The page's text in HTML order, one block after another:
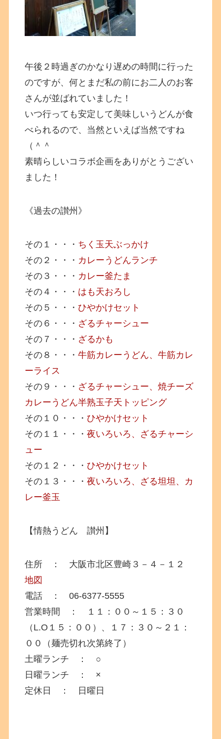
午後２時過ぎのかなり遅めの時間に行った
のですが、何とまだ私の前にお二人のお客
さんが並ばれていました！
いつ行っても安定して美味しいうどんが食
べられるので、当然といえば当然ですね
（＾＾
素晴らしいコラボ企画をありがとうござい
ました！
《過去の讃州》
その１・・・ ちく玉天ぶっかけ
その２・・・ カレーうどんランチ
その３・・・ カレー釜たま
その４・・・ はも天おろし
その５・・・ひやかけセット
その６・・・ ざるチャーシュー
その７・・・ ざるかも
その８・・・牛筋カレーうどん、牛筋カレ
ーライス
その９・・・ ざるチャーシュー、焼チーズ
カレーうどん半熟玉子天トッピング
その１０・・・ひやかけセット
その１１・・・夜いろいろ、ざるチャーシ
ュー
その１２・・・ひやかけセット
その１３・・・夜いろいろ、ざる坦坦、カ
レー釜玉
【情熱うどん 讃州】
住所 ： 大阪市北区豊崎３－４－１２
地図
電話 ： 06-6377-5555
営業時間 ： １１：００～１５：３０
（L.O１５：００）、１７：３０～２１：
００（麺売切れ次第終了）
土曜ランチ ： ○
日曜ランチ ： ×
定休日 ： 日曜日